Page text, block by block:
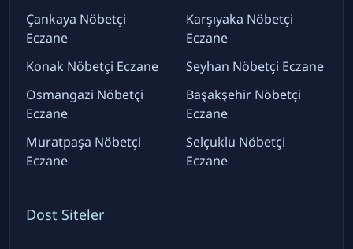
Çankaya Nöbetçi
Eczane
Konak Nöbetçi Eczane
Osmangazi Nöbetçi
Eczane
Muratpaşa Nöbetçi
Eczane
Karşıyaka Nöbetçi
Eczane
Seyhan Nöbetçi Eczane
Başakşehir Nöbetçi
Eczane
Selçuklu Nöbetçi
Eczane
Dost Siteler